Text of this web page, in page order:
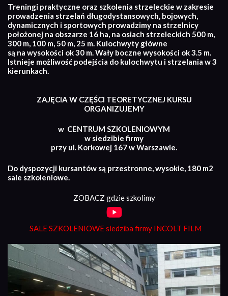
Treningi praktyczne oraz szkolenia strzeleckie w zakresie
prowadzenia strzelań długodystansowych, bojowych,
dynamicznych i sportowych prowadzimy na strzelnicy
położonej na obszarze 16 ha, na osiach strzeleckich 500 m,
300 m, 100 m, 50 m, 25 m. Kulochwyty główne
są na wysokości ok 30 m. Wały boczne wysokości ok 3.5 m.
Istnieje możliwość podejścia do kulochwytu i strzelania w 3
kierunkach.
ZAJĘCIA W CZĘŚCI TEORETYCZNEJ KURSU
ORGANIZUJEMY
w CENTRUM SZKOLENIOWYM
w siedzibie firmy
przy ul. Korkowej 167 w Warszawie.
Do dyspozycji kursantów są przestronne, wysokie, 180 m2
sale szkoleniowe.
ZOBACZ gdzie szkolimy
SALE SZKOLENIOWE siedziba firmy INCOLT FILM